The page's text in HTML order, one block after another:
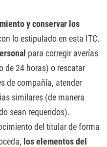
y conservar los
lo estipulado en esta ITC.
para corregir averías
de 24 horas) o rescatar
de compañía, atender
similares (de manera
sean requeridos).
del titular de forma
los elementos del